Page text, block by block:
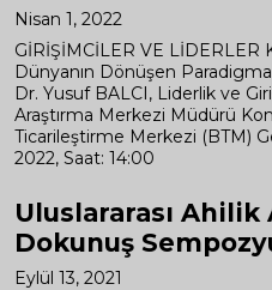
Nisan 1, 2022
GİRİŞİMCİLER VE LİDERLER
Dünyanın Dönüşen
Dr. Yusuf BALCI, Liderlik ve
Araştırma Merkezi Müdürü
Ticarileştirme Merkezi (BTM)
2022, Saat: 14:00
Uluslararası Ahilik
Dokunuş
Eylül 13, 2021